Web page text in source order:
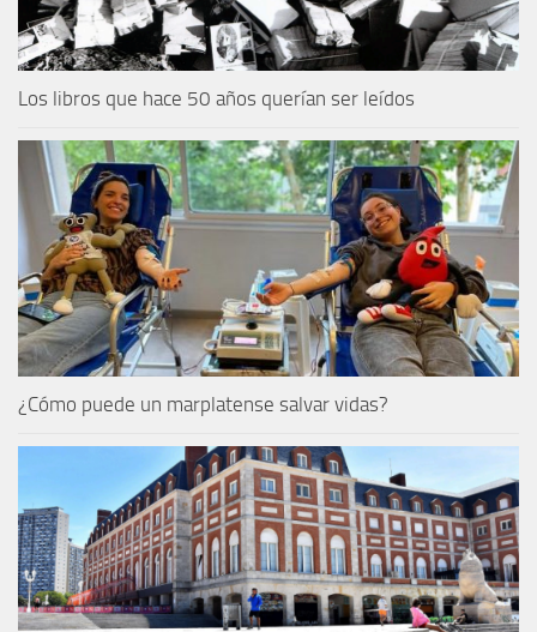
Los libros que hace 50 años querían ser leídos
¿Cómo puede un marplatense salvar vidas?